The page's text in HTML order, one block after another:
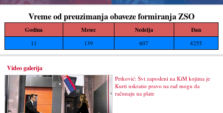
Vreme od preuzimanja obaveze formiranja ZSO
Godina Mesec Nedelja Dan
11 139 607 4255
Video galerija
Petković: Svi zaposleni na KiM kojima je
Kurti uskratio pravo na rad mogu da
računaju na plate